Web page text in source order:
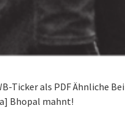
Ticker als PDF Ähnliche
Bhopal mahnt!